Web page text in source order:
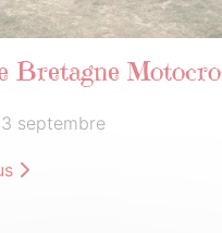
Bretagne
septembre